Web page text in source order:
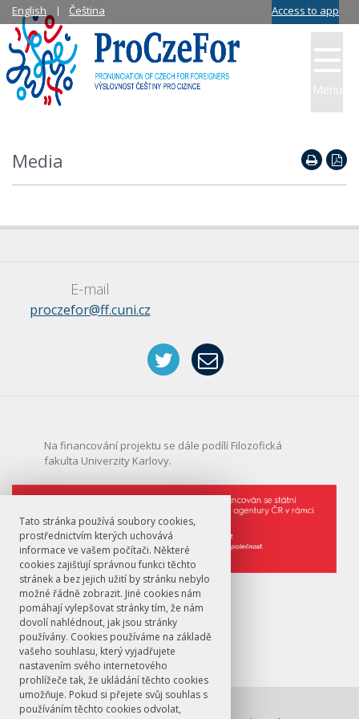
Tato stránka používá soubory cookies,
prostřednictvím kterých uchovává
informace ve vašem počítači. Některé
cookies zajišťují správnou funkci těchto
stránek a bez jejich užití by stránku nebylo
možné řádně zobrazit. Jiné cookies nám
pomáhají vylepšovat stránky tím, že nám
dovolí nahlédnout, jak jsou stránky
používány. Cookies používáme na základě
vašeho souhlasu, který vyjadřujete
nastavením svého internetového
prohlížeče tak, že ukládání těchto cookies
umožňuje. Pokud si přejete svůj souhlas s
používáním těchto cookies odvolat,
Media
Menu
English Čeština Access to app
E-mail
proczefor@ff.cuni.cz
Na financování projektu se dále podílí Filozofická
fakulta Univerzity Karlovy.
Financování projektu
© FF UK 2026